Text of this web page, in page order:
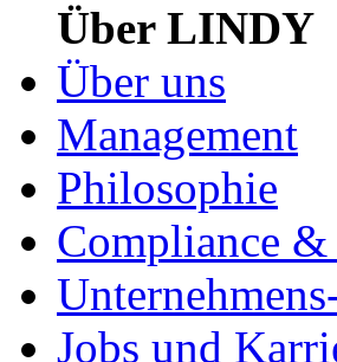
Über LINDY
Über uns
Management
Philosophie
Compliance
Jobs und